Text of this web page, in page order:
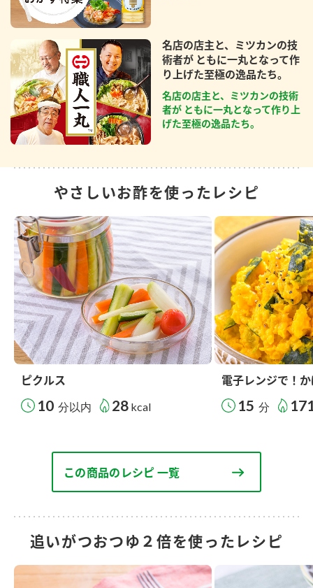
名店の店主と、ミツカンの技
術者が ともに一丸となって作
り上げた至極の逸品たち。
名店の店主と、ミツカンの技術
者が ともに一丸となって作り上
げた至極の逸品たち。
やさしいお酢を使ったレシピ
ピクルス
10 分以内 28 kcal
電子レンジで！
15 分
この商品のレシピ 一覧
追いがつおつゆ２倍を使ったレシピ